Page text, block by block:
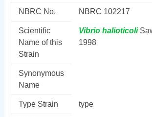
NBRC No. NBRC 102217
Scientific
Name of this
Strain
Vibrio halioticoli
1998
Synonymous
Name
Type Strain type